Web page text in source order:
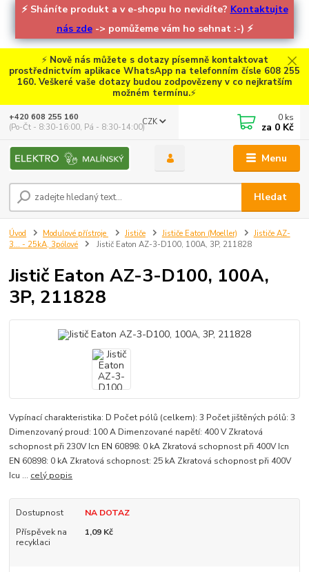
⚡ Sháníte produkt a v e-shopu ho nevidíte? Kontaktujte
nás zde-> pomůžeme vám ho sehnat :-) ⚡
⚡ Nově nás můžete s dotazy písemně kontaktovat
prostřednictvím aplikace WhatsApp na telefonním čísle 608 255
160. Veškeré vaše dotazy budou zodpovězeny v co nejkratším
možném termínu.⚡
Menu
CZK
Hledat
+420 608 255 160
(Po-Čt - 8:30-16:00, Pá - 8:30-14:00)
0 ks
za 0 Kč
Úvod Modulové přístroje Jističe Jističe Eaton (Moeller)
Jističe AZ-
3... - 25kA, 3pólové
Jistič Eaton AZ-3-D100, 100A, 3P, 211828
Jistič Eaton AZ-3-D100, 100A,
3P, 211828
Vypínací charakteristika: D Počet pólů (celkem): 3 Počet jištěných pólů: 3
Dimenzovaný proud: 100 A Dimenzované napětí: 400 V Zkratová
schopnost při 230V Icn EN 60898: 0 kA Zkratová schopnost při 400V Icn
EN 60898: 0 kA Zkratová schopnost: 25 kA Zkratová schopnost při 400V
Icu ... celý popis
Dostupnost
NA DOTAZ
Příspěvek na
recyklaci
1,09 Kč